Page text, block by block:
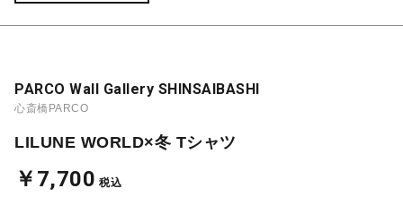
PARCO Wall Gallery SHINSAIBASHI
心斎橋PARCO
LILUNE WORLD×冬 Tシャツ
￥7,700 税込